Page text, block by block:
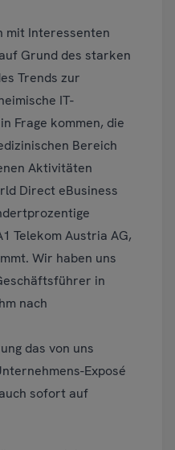
mit Interessenten
Grund des starken
Trends zur
IT-
Frage kommen, die
Bereich
Aktivitäten
Direct eBusiness
Telekom Austria AG,
Wir haben uns
in
nach
das von uns
Exposé
sofort auf